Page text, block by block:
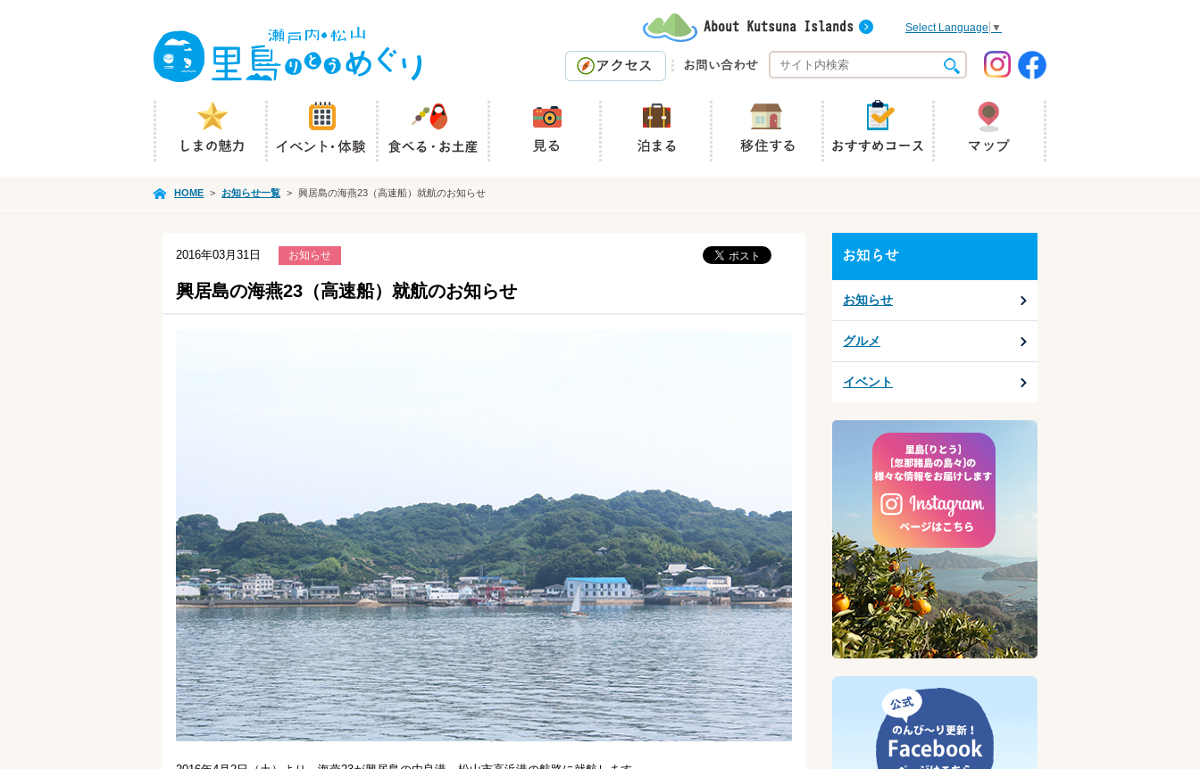
Select Language ▼
HOME > お知らせ一覧 > 興居島の海燕23（高速船）就航のお知らせ
2016年03月31日 お知らせ
興居島の海燕23（高速船）就航のお知らせ お知らせ
グルメ
イベント